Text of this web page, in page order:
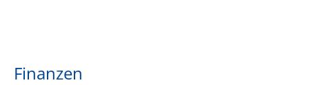
Finanzen